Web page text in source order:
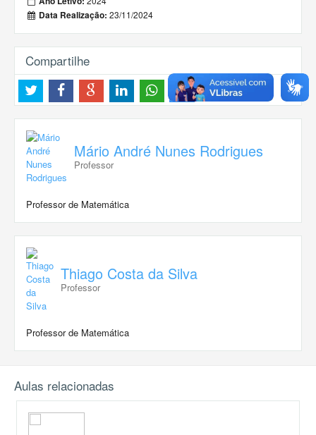
Data Realização: 23/11/2024
Compartilhe
Mário André Nunes Rodrigues
Professor
Professor de Matemática
Thiago Costa da Silva
Professor
Professor de Matemática
Aulas relacionadas